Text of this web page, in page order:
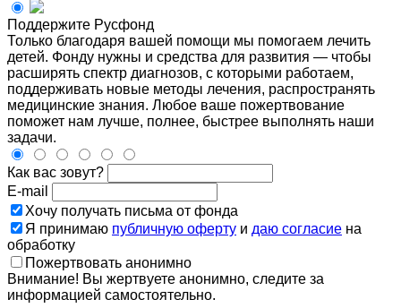
Поддержите Русфонд
Только благодаря вашей помощи мы помогаем лечить
детей. Фонду нужны и средства для развития — чтобы
расширять спектр диагнозов, с которыми работаем,
поддерживать новые методы лечения, распространять
медицинские знания. Любое ваше пожертвование
поможет нам лучше, полнее, быстрее выполнять наши
задачи.
Как вас зовут?
E-mail
Хочу получать письма от фонда
Я принимаю публичную оферту и даю согласие на
обработку
Пожертвовать анонимно
Внимание! Вы жертвуете анонимно, следите за
информацией самостоятельно.